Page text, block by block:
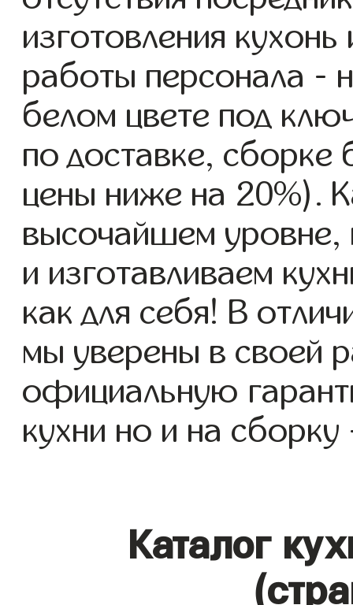
изготовления
работы персонала -
белом цвете под
по доставке, сборке
цены ниже на 20%).
высочайшем
и изготавливаем
как для себя! В
мы уверены в своей
официальную
кухни но и на
Каталог